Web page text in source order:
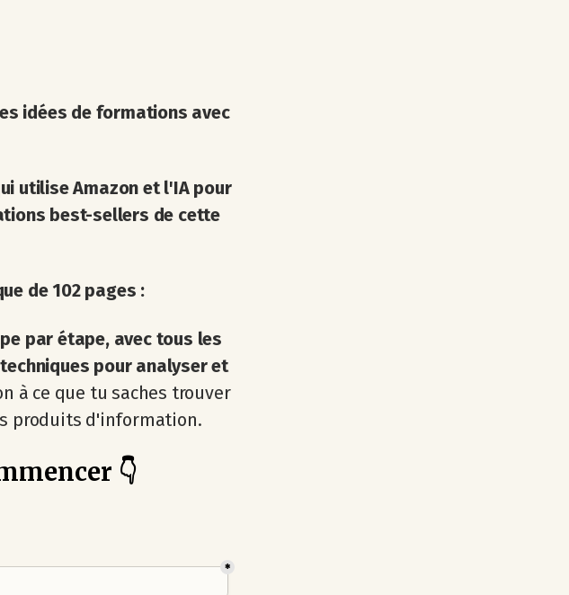
idées de formations avec
utilise Amazon et l'IA pour
best-sellers de cette
de 102 pages :
par étape, avec tous les
pour analyser et
à ce que tu saches trouver
produits d'information.
👇